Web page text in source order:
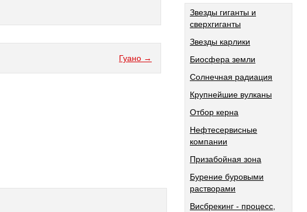
Гуано →
Звезды гиганты и
сверхгиганты
Звезды карлики
Биосфера земли
Солнечная радиация
Крупнейшие вулканы
Отбор керна
Нефтесервисные
компании
Призабойная зона
Бурение буровыми
растворами
Висбрекинг - процесс,